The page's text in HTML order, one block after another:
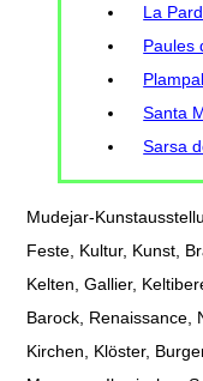
La
Paules
Santa
Sarsa
Mudejar-
Feste, Kultur, Kunst,
Kelten, Gallier,
Barock, Renaissance,
Kirchen, Klöster,